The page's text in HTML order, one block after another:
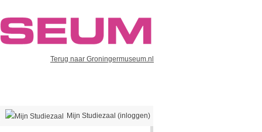
Terug naar Groningermuseum.nl
Mijn Studiezaal (inloggen)